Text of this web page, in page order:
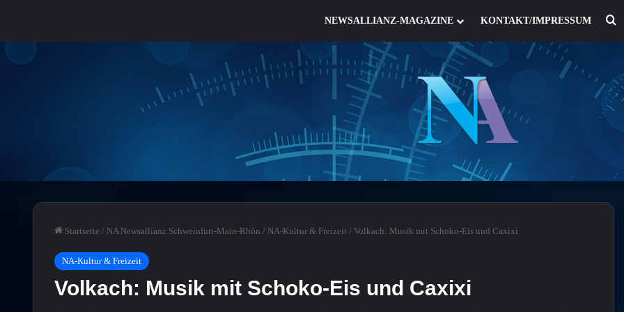
NEWSALLIANZ-MAGAZINE KONTAKT/IMPRESSUM
Startseite / NA Newsallianz Schweinfurt-Main-Rhön / NA-Kultur & Freizeit / Volkach: Musik mit Schoko-Eis und Caxixi
NA-Kultur & Freizeit
Volkach: Musik mit Schoko-Eis und Caxixi